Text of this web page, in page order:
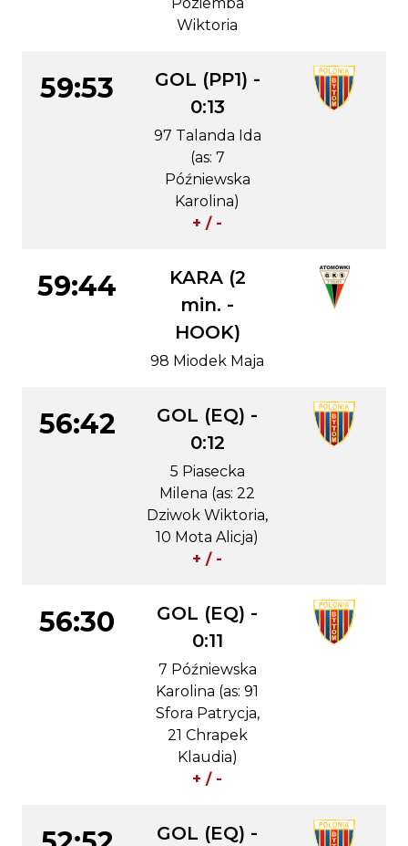
Wiktoria
59:53
GOL (PP1) -
0:13
97 Talanda Ida
(as: 7
Późniewska
Karolina)
+ / -
59:44
KARA (2
min. -
HOOK)
98 Miodek Maja
56:42
GOL (EQ) -
0:12
5 Piasecka
Milena (as: 22
Dziwok Wiktoria,
10 Mota Alicja)
+ / -
56:30
GOL (EQ) -
0:11
7 Późniewska
Karolina (as: 91
Sfora Patrycja,
21 Chrapek
Klaudia)
+ / -
GOL (EQ) -